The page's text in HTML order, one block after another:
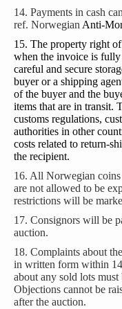
14. Payments in cash
ref. Norwegian Anti-
15. The property right
when the invoice is fully
careful and secure
buyer or a shipping
of the buyer and the
items that are in transit.
customs regulations,
authorities in other
costs related to return-
the recipient.
16. All Norwegian
are not allowed to be
restrictions will be
17. Consignors will be
auction.
18. Complaints about
in written form within
about any sold lots
Objections cannot be
after the auction.